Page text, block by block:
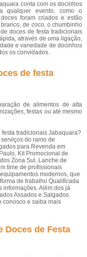
conta com os docinhos
qualquer evento, como o
foram criados e estão
de coco, o chumbinho
doces de festa tradicionais
através de uma ligação,
e variedade de docinhos
os convidados.
de festa
de alimentos de alta
festas ou até mesmo
tradicionais Jabaquara?
do ramo de
para Revenda em
Kit Promocional de
Zona Sul, Lanche de
time de profissionais
modernos, que
de trabalho Qualificada
informações. Além dos já
Assados e Salgados
conosco e saiba mais
Doces de Festa